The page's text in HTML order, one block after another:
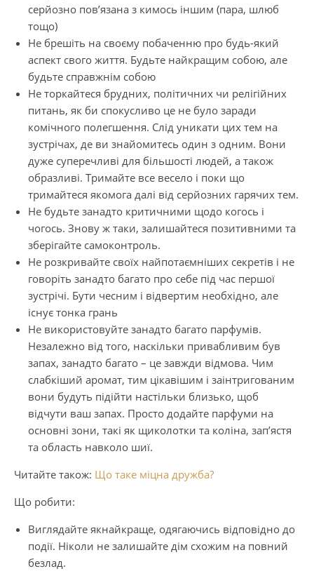
серйозно пов’язана з кимось іншим (пара, шлюб
тощо)
Не брешіть на своєму побаченню про будь-який
аспект свого життя. Будьте найкращим собою, але
будьте справжнім собою
Не торкайтеся брудних, політичних чи релігійних
питань, як би спокусливо це не було заради
комічного полегшення. Слід уникати цих тем на
зустрічах, де ви знайомитесь один з одним. Вони
дуже суперечливі для більшості людей, а також
образливі. Тримайте все весело і поки що
тримайтеся якомога далі від серйозних гарячих тем.
Не будьте занадто критичними щодо когось і
чогось. Знову ж таки, залишайтеся позитивними та
зберігайте самоконтроль.
Не розкривайте своїх найпотаємніших секретів і не
говоріть занадто багато про себе під час першої
зустрічі. Бути чесним і відвертим необхідно, але
існує тонка грань
Не використовуйте занадто багато парфумів.
Незалежно від того, наскільки привабливим був
запах, занадто багато – це завжди відмова. Чим
слабкіший аромат, тим цікавішим і заінтригованим
вони будуть підійти настільки близько, щоб
відчути ваш запах. Просто додайте парфуми на
основні зони, такі як щиколотки та коліна, зап’ястя
та область навколо шиї.
Читайте також: Що таке міцна дружба?
Що робити:
Виглядайте якнайкраще, одягаючись відповідно до
події. Ніколи не залишайте дім схожим на повний
безлад.